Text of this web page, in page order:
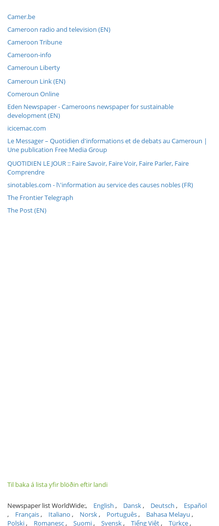
Camer.be
Cameroon radio and television (EN)
Cameroon Tribune
Cameroon-info
Cameroun Liberty
Cameroun Link (EN)
Comeroun Online
Eden Newspaper - Cameroons newspaper for sustainable
development (EN)
icicemac.com
Le Messager – Quotidien d'informations et de debats au Cameroun |
Une publication Free Media Group
QUOTIDIEN LE JOUR :: Faire Savoir, Faire Voir, Faire Parler, Faire
Comprendre
sinotables.com - l\'information au service des causes nobles (FR)
The Frontier Telegraph
The Post (EN)
Til baka á lista yfir blöðin eftir landi
Newspaper list WorldWide: English Dansk Deutsch
Español
Français
Italiano Norsk Português
Bahasa Melayu
Polski
Romanesc Suomi Svensk Tiếng Việt Türkçe